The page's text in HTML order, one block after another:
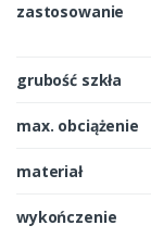
zastosowanie
grubość szkła
max. obciążenie
materiał
wykończenie